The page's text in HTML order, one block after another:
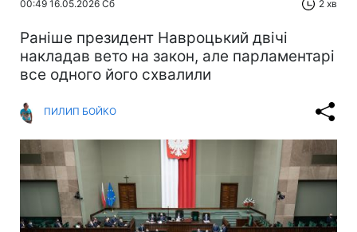
00:49 16.05.2026 Сб 2 хв
Раніше президент Навроцький двічі
накладав вето на закон, але парламентарі
все одного його схвалили
ПИЛИП БОЙКО